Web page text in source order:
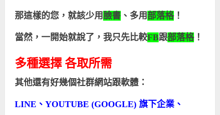
那這樣的您，就該少用臉書 、多用 部落格！
當然，一開始就說了，我只先比較FB跟部落格！
多種選擇 各取所需
其他還有好幾個社群網站跟軟體：
LINE 、 YOUTUBE (GOOGLE) 旗下企業、